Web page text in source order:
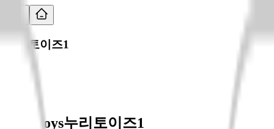
누리토이즈1
nooritoys누리토이즈1